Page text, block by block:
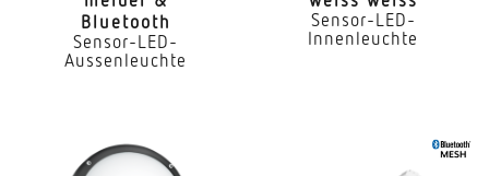
Leistung
Farbtemperatur
Bluetooth
Sensor-LED-
Aussenleuchte
Sensor-LED-
Innenleuchte